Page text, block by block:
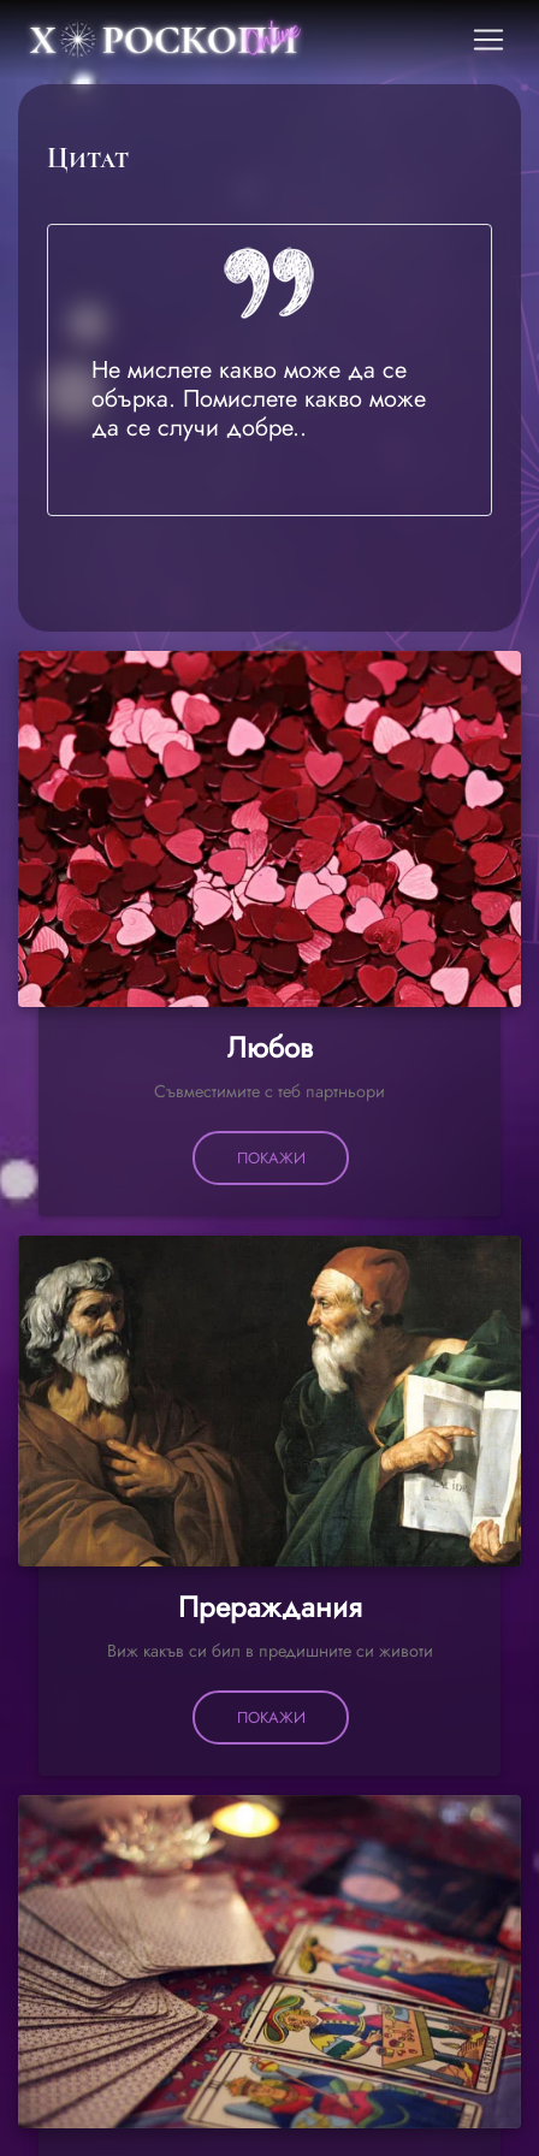
Цитат
Не мислете какво може да се
обърка. Помислете какво може
да се случи добре..
Любов
Съвместимите с теб партньори
ПОКАЖИ
Прераждания
Виж какъв си бил в предишните си животи
ПОКАЖИ